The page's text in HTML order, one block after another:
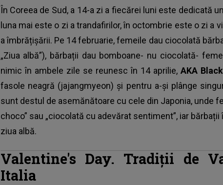
În Coreea de Sud, a 14-a zi a fiecărei luni este dedicată
luna mai este o zi a trandafirilor, în octombrie este o zi a
a îmbrățișării. Pe 14 februarie, femeile dau ciocolată
„Ziua albă”), bărbații dau bomboane- nu ciocolată-
nimic în ambele zile se reunesc în 14 aprilie,AKA
fasole neagră (jajangmyeon) și pentru a-și plânge
sunt destul de asemănătoare cu cele din Japonia, unde
choco” sau „ciocolată cu adevărat sentiment”, iar
ziua albă.
Valentine's Day. Tradiții de
Italia